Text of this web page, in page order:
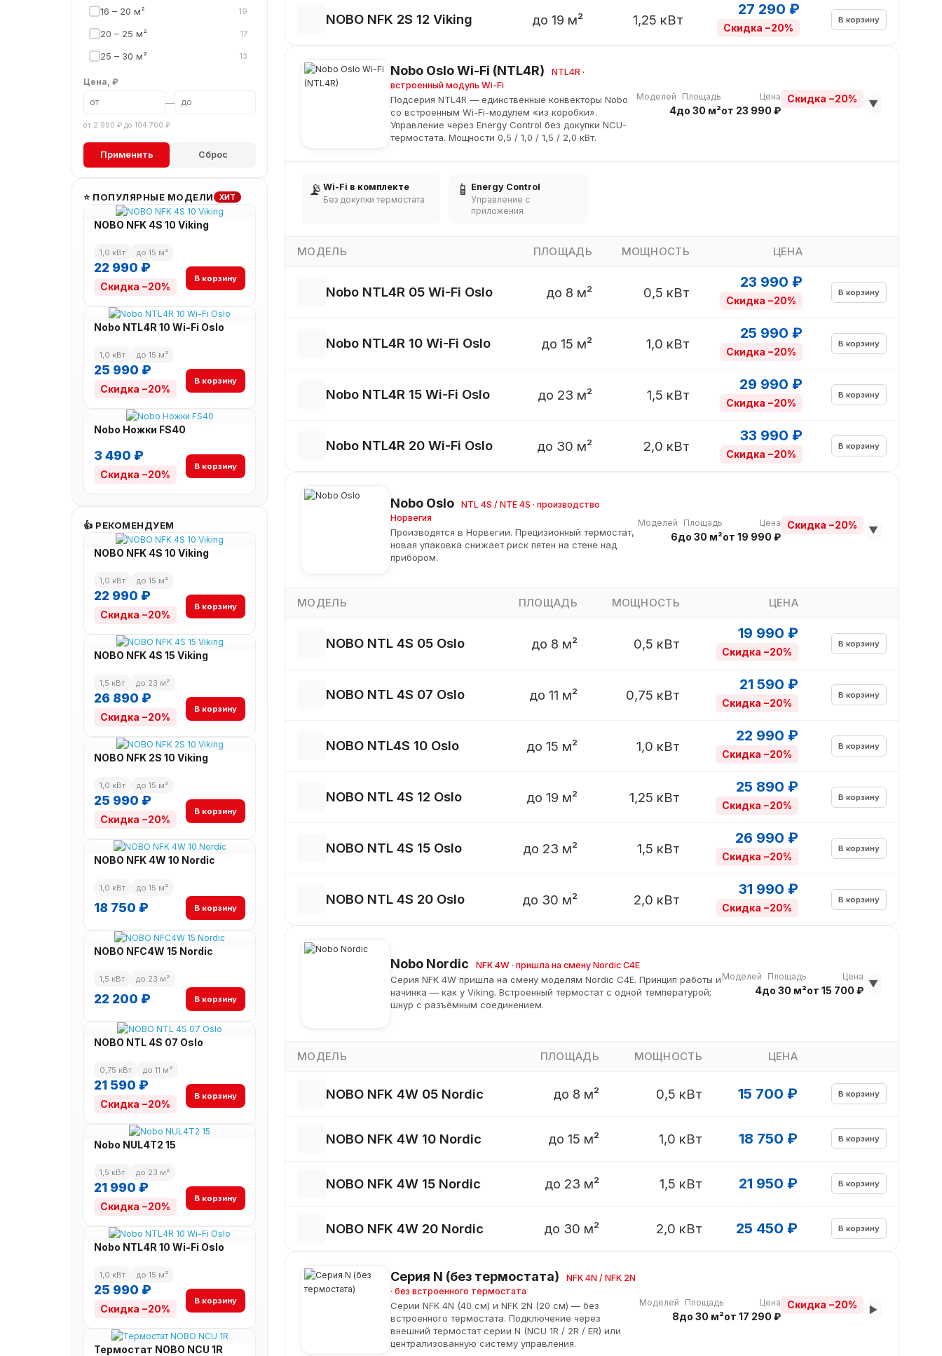
16 – 20 м² 19
20 – 25 м² 17
25 – 30 м² 13
Цена, ₽
—
от 2 990 ₽ до 104 700 ₽
Применить Сброс
⭐ ПОПУЛЯРНЫЕ МОДЕЛИ ХИТ
NOBO NFK 4S 10 Viking
1,0 кВт до 15 м²
22 990 ₽
Скидка −20%
В корзину
Nobo NTL4R 10 Wi-Fi Oslo
1,0 кВт до 15 м²
25 990 ₽
Скидка −20%
В корзину
Nobo Ножки FS40
3 490 ₽
Скидка −20%
В корзину
👍 РЕКОМЕНДУЕМ
NOBO NFK 4S 10 Viking
1,0 кВт до 15 м²
22 990 ₽
Скидка −20%
В корзину
NOBO NFK 4S 15 Viking
1,5 кВт до 23 м²
26 890 ₽
Скидка −20%
В корзину
NOBO NFK 2S 10 Viking
1,0 кВт до 15 м²
25 990 ₽
Скидка −20%
В корзину
NOBO NFK 4W 10 Nordic
1,0 кВт до 15 м²
18 750 ₽ В корзину
NOBO NFC4W 15 Nordic
1,5 кВт до 23 м²
22 200 ₽ В корзину
NOBO NTL 4S 07 Oslo
0,75 кВт до 11 м²
21 590 ₽
Скидка −20%
В корзину
Nobo NUL4T2 15
1,5 кВт до 23 м²
21 990 ₽
Скидка −20%
В корзину
Nobo NTL4R 10 Wi-Fi Oslo
1,0 кВт до 15 м²
25 990 ₽
Скидка −20%
В корзину
Термостат NOBO NCU 1R
NOBO NFK 2S 12 Viking до 19 м² 1,25 кВт
27 290 ₽
Скидка −20%
В корзину
Nobo Oslo Wi-Fi (NTL4R)
NTL4R ·
встроенный модуль Wi-Fi
Подсерия NTL4R — единственные конвекторы Nobo
со встроенным Wi-Fi-модулем «из коробки».
Управление через Energy Control без докупки NCU-
термостата. Мощности 0,5 / 1,0 / 1,5 / 2,0 кВт.
Моделей
4
Площадь
до 30 м²
Цена
от 23 990 ₽
Скидка −20% ▼
📡 Wi-Fi в комплекте
Без докупки термостата
📱 Energy Control
Управление с
приложения
МОДЕЛЬ ПЛОЩАДЬ МОЩНОСТЬ ЦЕНА
Nobo NTL4R 05 Wi-Fi Oslo до 8 м² 0,5 кВт
23 990 ₽
Скидка −20%
В корзину
Nobo NTL4R 10 Wi-Fi Oslo до 15 м² 1,0 кВт
25 990 ₽
Скидка −20%
В корзину
Nobo NTL4R 15 Wi-Fi Oslo до 23 м² 1,5 кВт
29 990 ₽
Скидка −20%
В корзину
Nobo NTL4R 20 Wi-Fi Oslo до 30 м² 2,0 кВт
33 990 ₽
Скидка −20%
В корзину
Nobo Oslo
NTL 4S / NTE 4S · производство
Норвегия
Производятся в Норвегии. Прецизионный термостат,
новая упаковка снижает риск пятен на стене над
прибором.
Моделей
6
Площадь
до 30 м²
Цена
от 19 990 ₽
Скидка −20% ▼
МОДЕЛЬ ПЛОЩАДЬ МОЩНОСТЬ ЦЕНА
NOBO NTL 4S 05 Oslo до 8 м² 0,5 кВт
19 990 ₽
Скидка −20%
В корзину
NOBO NTL 4S 07 Oslo до 11 м² 0,75 кВт
21 590 ₽
Скидка −20%
В корзину
NOBO NTL4S 10 Oslo до 15 м² 1,0 кВт
22 990 ₽
Скидка −20%
В корзину
NOBO NTL 4S 12 Oslo до 19 м² 1,25 кВт
25 890 ₽
Скидка −20%
В корзину
NOBO NTL 4S 15 Oslo до 23 м² 1,5 кВт
26 990 ₽
Скидка −20%
В корзину
NOBO NTL 4S 20 Oslo до 30 м² 2,0 кВт
31 990 ₽
Скидка −20%
В корзину
Nobo Nordic NFK 4W · пришла на смену Nordic C4E
Серия NFK 4W пришла на смену моделям Nordic C4E. Принцип работы и
начинка — как у Viking. Встроенный термостат с одной температурой;
шнур с разъёмным соединением.
Моделей
4
Площадь
до 30 м²
Цена
от 15 700 ₽
▼
МОДЕЛЬ ПЛОЩАДЬ МОЩНОСТЬ ЦЕНА
NOBO NFK 4W 05 Nordic до 8 м² 0,5 кВт 15 700 ₽ В корзину
NOBO NFK 4W 10 Nordic до 15 м² 1,0 кВт 18 750 ₽ В корзину
NOBO NFK 4W 15 Nordic до 23 м² 1,5 кВт 21 950 ₽ В корзину
NOBO NFK 4W 20 Nordic до 30 м² 2,0 кВт 25 450 ₽ В корзину
Серия N (без термостата)
NFK 4N / NFK 2N
· без встроенного термостата
Серии NFK 4N (40 см) и NFK 2N (20 см) — без
встроенного термостата. Подключение через
внешний термостат серии N (NCU 1R / 2R / ER) или
централизованную систему управления.
Моделей
8
Площадь
до 30 м²
Цена
от 17 290 ₽
Скидка −20% ▼